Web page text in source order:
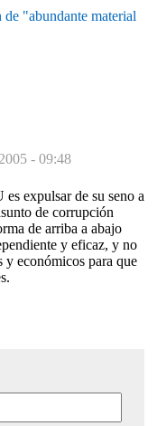
"abundante material
- 09:48
expulsar de su seno a
de corrupción
de arriba a abajo
y eficaz, y no
y económicos para que